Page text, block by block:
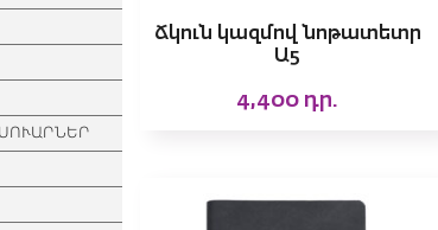
Ճկուն կազմով նոթատետր
Ա5
4,400 դր.